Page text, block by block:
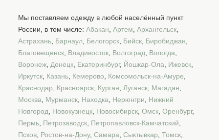
Мы поставляем одежду в любой населённый пункт
России, в том числе: Абакан, Артем, Архангельск,
Астрахань, Барнаул, Белогорск, Бийск, Биробиджан,
Благовещенск, Владивосток, Волгоград, Вологда,
Воронеж, Донецк, Екатеринбург, Йошкар-Ола, Ижевск,
Иркутск, Казань, Кемерово, Комсомольск-на-Амуре,
Краснодар, Красноярск, Курган, Луганск, Магадан,
Москва, Мурманск, Находка, Нерюнгри, Нижний
Новгород, Новокузнецк, Новосибирск, Омск, Оренбург,
Пермь, Петрозаводск, Петропавловск-Камчатский,
Псков, Ростов-на-Дону, Самара, Сыктывкар, Томск,